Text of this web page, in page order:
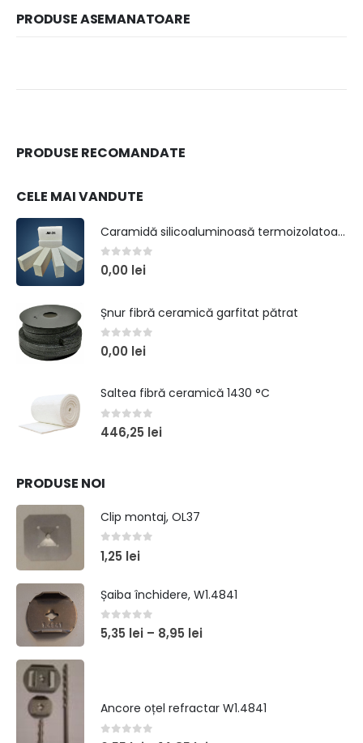
PRODUSE ASEMANATOARE
PRODUSE RECOMANDATE
CELE MAI VANDUTE
Caramidă silicoaluminoasă termoizolatoare tip JM 26 (GR 26)
0 out of 5
0,00 lei
Șnur fibră ceramică garfitat pătrat
0 out of 5
0,00 lei
Saltea fibră ceramică 1430 °C
0 out of 5
446,25 lei
PRODUSE NOI
Clip montaj, OL37
0 out of 5
1,25 lei
Șaiba închidere, W1.4841
0 out of 5
5,35 lei – 8,95 lei
Ancore oțel refractar W1.4841
0 out of 5